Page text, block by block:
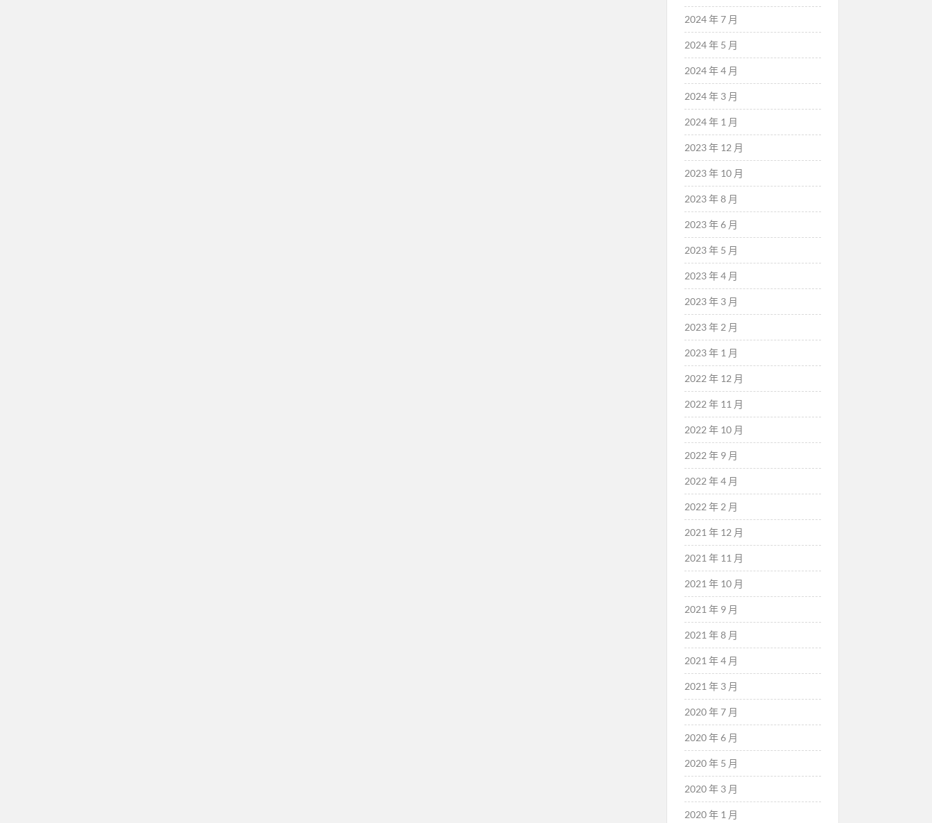
2024 年 7 月
2024 年 5 月
2024 年 4 月
2024 年 3 月
2024 年 1 月
2023 年 12 月
2023 年 10 月
2023 年 8 月
2023 年 6 月
2023 年 5 月
2023 年 4 月
2023 年 3 月
2023 年 2 月
2023 年 1 月
2022 年 12 月
2022 年 11 月
2022 年 10 月
2022 年 9 月
2022 年 4 月
2022 年 2 月
2021 年 12 月
2021 年 11 月
2021 年 10 月
2021 年 9 月
2021 年 8 月
2021 年 4 月
2021 年 3 月
2020 年 7 月
2020 年 6 月
2020 年 5 月
2020 年 3 月
2020 年 1 月